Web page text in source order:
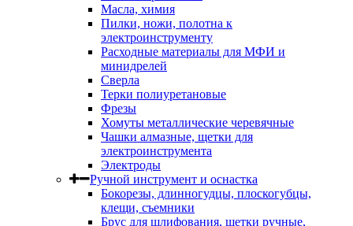
Масла, химия
Пилки, ножи, полотна к
электроинструменту
Расходные материалы для МФИ и
минидрелей
Сверла
Терки полиуретановые
Фрезы
Хомуты металлические черевячные
Чашки алмазные, щетки для
электроинструмента
Электроды
Ручной инструмент и оснастка
Бокорезы, длинногудцы, плоскогубцы,
клещи, съемники
Брус для шлифования, щетки ручные,